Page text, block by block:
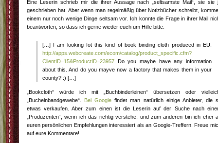
Eine Leserin schrieb mir die ihrer Aussage nach „seltsamste Mail“, sie sie
geschrieben hat. Aber wenn man regelmäßig über Notizbücher schreibt,
einem nur noch wenige Dinge seltsam vor. Ich konnte die Frage in ihrer Mail
beantworten, so dass ich gerne wieder euch um Hilfe bitte:
[…] I am looking fot this kind of book binding cloth produced in EU.
http://apps.webcreate.com/ecom/catalog/product_specific.cfm?
ClientID=15&ProductID=23957 Do you maybe have any information
about this. And do you mayve now a factory that makes them in your
county? :) […]
„Bookcloth“ würde ich mit „Buchbinderleinen“ übersetzen oder
„Bucheinbandgewebe“. Bei Google findet man natürlich einige Anbieter, die
etwas verkaufen. Aber zum einen ist die Leserin auf der Suche nach
„Produzenten“, wenn ich das richtig verstehe, und zum anderen bin ich eher
euren persönlichen Empfehlungen interessiert als an Google-Treffern. Freue
auf eure Kommentare!